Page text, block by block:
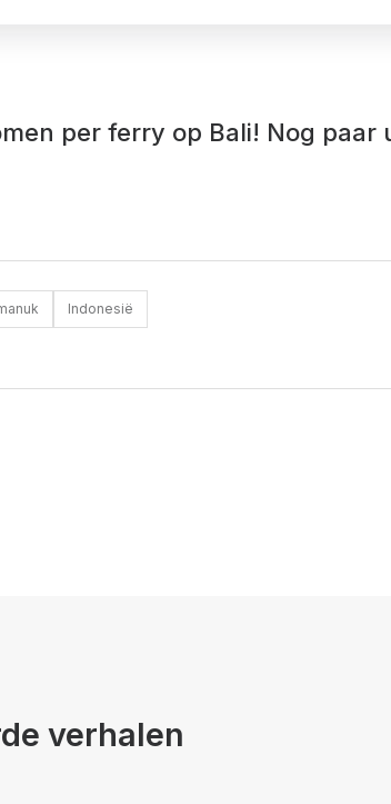
per ferry op Bali! Nog paar
Indonesië
verhalen